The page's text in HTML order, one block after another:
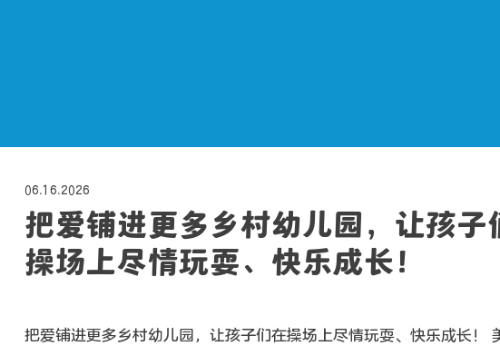
06.16.2026
把爱铺进更多乡村幼儿园，让孩子
操场上尽情玩耍、快乐成长！
把爱铺进更多乡村幼儿园，让孩子们在操场上尽情玩耍、快乐成长！